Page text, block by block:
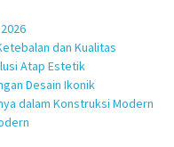
dan Kualitas
Atap Estetik
Desain Ikonik
dalam Konstruksi Modern